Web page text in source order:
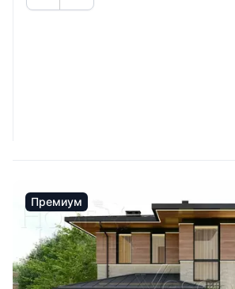
Премиум